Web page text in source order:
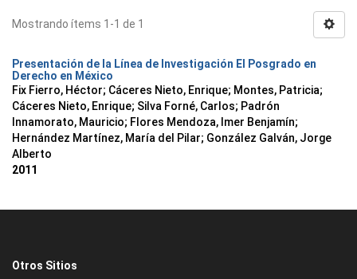
Mostrando ítems 1-1 de 1
Presentación de la Línea de Investigación El Posgrado en
Derecho en México
Fix Fierro, Héctor; Cáceres Nieto, Enrique; Montes, Patricia;
Cáceres Nieto, Enrique; Silva Forné, Carlos; Padrón
Innamorato, Mauricio; Flores Mendoza, Imer Benjamín;
Hernández Martínez, María del Pilar; González Galván, Jorge
Alberto
2011
Otros Sitios